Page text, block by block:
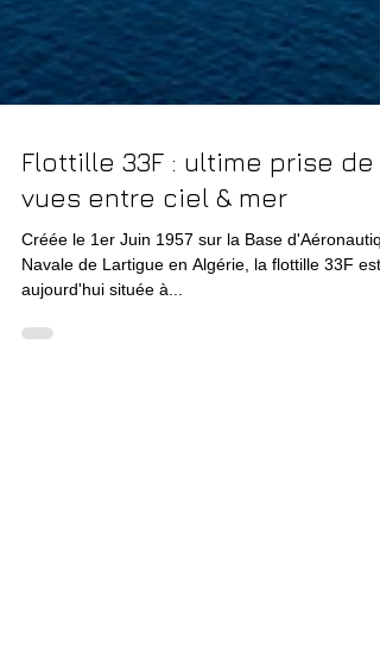
Flottille 33F : ultime prise de
vues entre ciel & mer
Créée le 1er Juin 1957 sur la Base
Navale de Lartigue en Algérie, la flottille 33F est